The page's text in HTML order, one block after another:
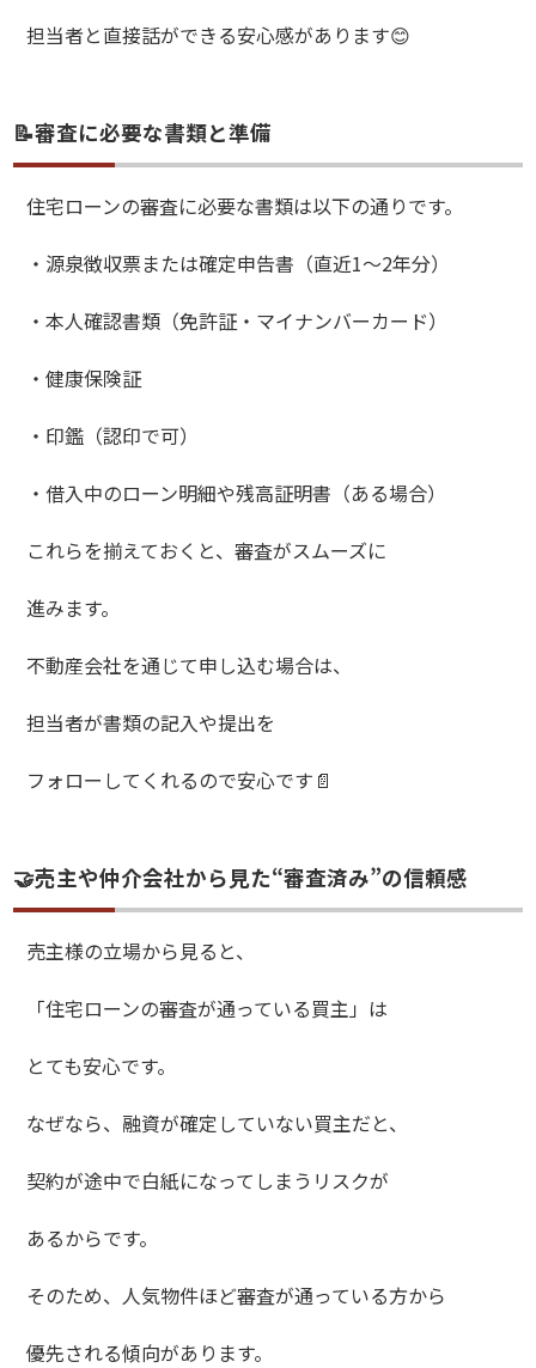
担当者と直接話ができる安心感があります😊
📝審査に必要な書類と準備
住宅ローンの審査に必要な書類は以下の通りです。
・源泉徴収票または確定申告書（直近1〜2年分）
・本人確認書類（免許証・マイナンバーカード）
・健康保険証
・印鑑（認印で可）
・借入中のローン明細や残高証明書（ある場合）
これらを揃えておくと、審査がスムーズに
進みます。
不動産会社を通じて申し込む場合は、
担当者が書類の記入や提出を
フォローしてくれるので安心です📄
🤝売主や仲介会社から見た“審査済み”の信頼感
売主様の立場から見ると、
「住宅ローンの審査が通っている買主」は
とても安心です。
なぜなら、融資が確定していない買主だと、
契約が途中で白紙になってしまうリスクが
あるからです。
そのため、人気物件ほど審査が通っている方から
優先される傾向があります。